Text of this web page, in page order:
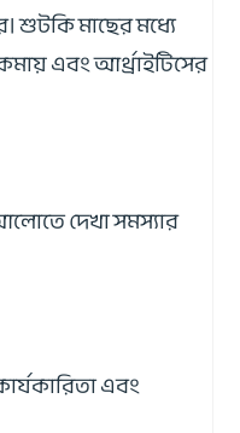
শুটকি মাছের মধ্যে
এবং আর্থ্রাইটিসের
দেখা সমস্যার
এবং